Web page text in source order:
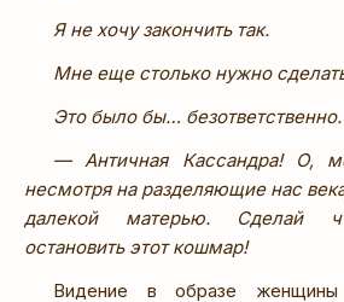
Я не хочу закончить так.
Мне еще столько нужно
Это было бы… безответственно.
— Античная Кассандра! О,
несмотря на разделяющие нас
далекой матерью. Сделай
остановить этот кошмар!
Видение в образе